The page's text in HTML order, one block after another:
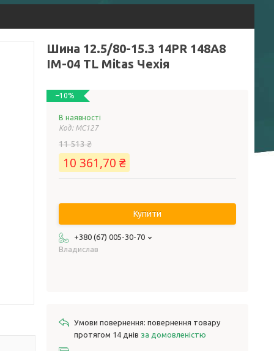
Шина 12.5/80-15.3 14PR 148A8
IM-04 TL Mitas Чехія
–10%
В наявності
Код: MC127
11 513 ₴
10 361,70 ₴
Купити
+380 (67) 005-30-70
Владислав
повернення товару
протягом 14 днів за домовленістю